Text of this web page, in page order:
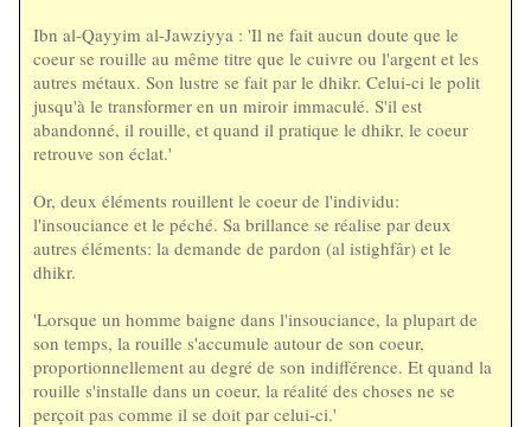
Ibn al-Qayyim al-Jawziyya : 'Il ne fait aucun doute que le
coeur se rouille au même titre que le cuivre ou l'argent et les
autres métaux. Son lustre se fait par le dhikr. Celui-ci le polit
jusqu'à le transformer en un miroir immaculé. S'il est
abandonné, il rouille, et quand il pratique le dhikr, le coeur
retrouve son éclat.'
Or, deux éléments rouillent le coeur de l'individu:
l'insouciance et le péché. Sa brillance se réalise par deux
autres éléments: la demande de pardon (al istighfâr) et le
dhikr.
'Lorsque un homme baigne dans l'insouciance, la plupart de
son temps, la rouille s'accumule autour de son coeur,
proportionnellement au degré de son indifférence. Et quand la
rouille s'installe dans un coeur, la réalité des choses ne se
perçoit pas comme il se doit par celui-ci.'